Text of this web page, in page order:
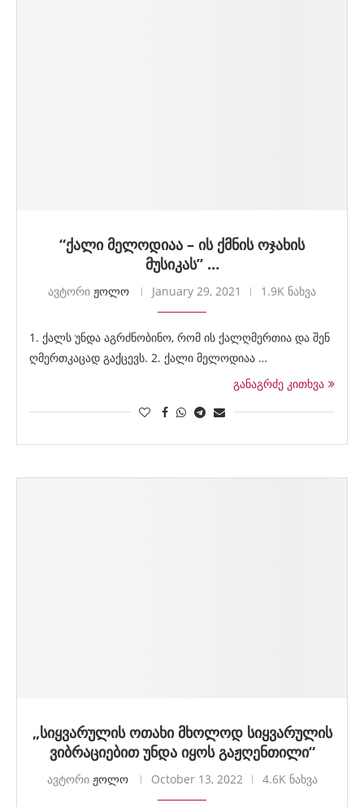
“ქალი მელოდიაა – ის ქმნის ოჯახის
მუსიკას” …
ავტორი ჟოლო January 29, 2021 1.9K ნახვა
1. ქალს უნდა აგრძნობინო, რომ ის ქალღმერთია და შენ
ღმერთკაცად გაქცევს. 2. ქალი მელოდიაა …
განაგრძე კითხვა
„სიყვარულის ოთახი მხოლოდ სიყვარულის
ვიბრაციებით უნდა იყოს გაჟღენთილი“
ავტორი ჟოლო October 13, 2022 4.6K ნახვა